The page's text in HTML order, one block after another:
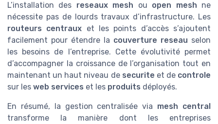
L’installation des reseaux mesh ou open mesh ne
nécessite pas de lourds travaux d’infrastructure. Les
routeurs centraux et les points d’accès s’ajoutent
facilement pour étendre la couverture reseau selon
les besoins de l’entreprise. Cette évolutivité permet
d’accompagner la croissance de l’organisation tout en
maintenant un haut niveau de securite et de controle
sur les web services et les produits déployés.
En résumé, la gestion centralisée via mesh central
transforme la manière dont les entreprises